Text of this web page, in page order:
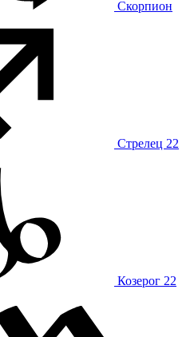
Скорпион
Стрелец 22
Козерог 22